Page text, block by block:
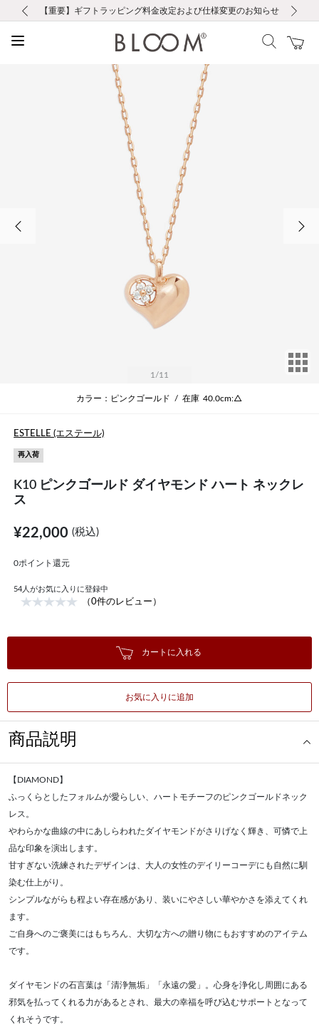
お修理・アフターサービスのご案内
【重要】令和８年熊本地震に伴う集配への影響について
【重要】ギフトラッピング料金改定および仕様変更のお知らせ
【重要】夏季休業の営業についてのご案内
税込5,500円以上で送料無料｜最短24時間以内に発送
新規会員登録で1000ポイントプレゼント！
新規LINE友だち登録で500円クーポンプレゼント
会員限定！レビュー投稿で100ポイントプレゼント
お修理・アフターサービスのご案内
【重要】令和８年熊本地震に伴う集配への影響について
1 /11
カラー：ピンクゴールド / 在庫 40.0cm:△
ESTELLE (エステール)
再入荷
K10 ピンクゴールド ダイヤモンド ハート ネックレ
ス
¥22,000(税込)
0ポイント還元
54 人がお気に入りに登録中
（0件のレビュー）
カートに入れる
お気に入りに追加
商品説明
【DIAMOND】
ふっくらとしたフォルムが愛らしい、ハートモチーフのピンクゴールドネック
レス。
やわらかな曲線の中にあしらわれたダイヤモンドがさりげなく輝き、可憐で上
品な印象を演出します。
甘すぎない洗練されたデザインは、大人の女性のデイリーコーデにも自然に馴
染む仕上がり。
シンプルながらも程よい存在感があり、装いにやさしい華やかさを添えてくれ
ます。
ご自身へのご褒美にはもちろん、大切な方への贈り物にもおすすめのアイテム
です。
ダイヤモンドの石言葉は「清浄無垢」「永遠の愛」。心身を浄化し周囲にある
邪気を払ってくれる力があるとされ、最大の幸福を呼び込むサポートとなって
くれそうです。